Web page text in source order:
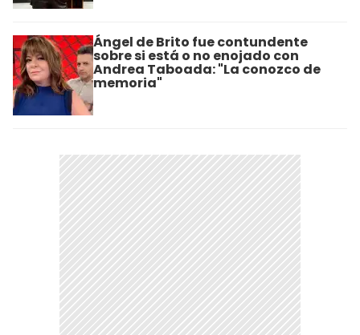
Ángel de Brito fue contundente
sobre si está o no enojado con
Andrea Taboada: "La conozco de
memoria"